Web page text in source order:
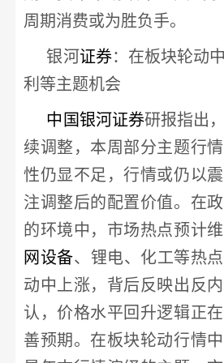
周期消费或为胜负手。
银河 证券：在板块轮动
利等主题机会
中国银河 证券研报指出
续调整，本周部分主题行
性仍显不足，行情或仍以
注调整后的配置价值。在
的环境中，市场热点预计维
网设备、锂电、化工等热
动中上涨，背后反映出反
认，价格水平回升逻辑正
善预期。在板块轮动行情